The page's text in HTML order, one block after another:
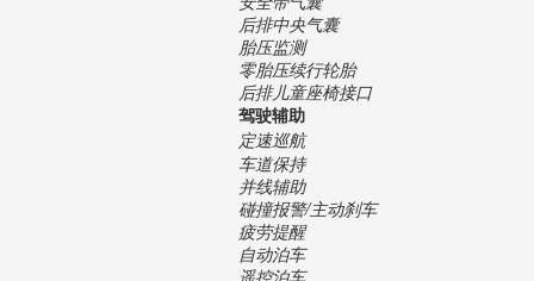
后排中央气囊
胎压监测
零胎压续行轮胎
后排儿童座椅接口
驾驶辅助
定速巡航
车道保持
并线辅助
碰撞报警/主动刹车
疲劳提醒
自动泊车
遥控泊车